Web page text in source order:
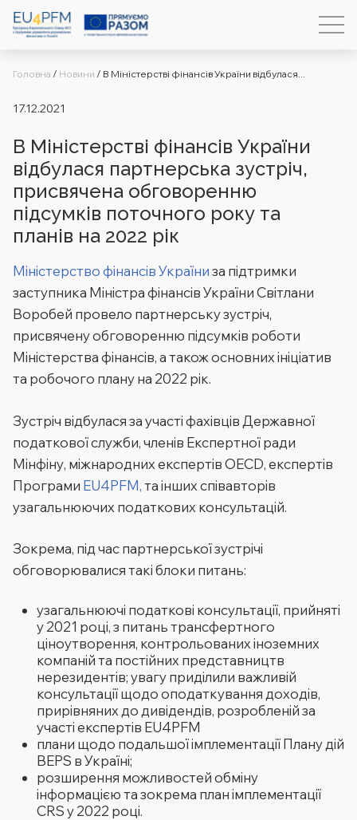
Головна / Новини / В Міністерстві фінансів України відбулася...
17.12.2021
В Міністерстві фінансів України
відбулася партнерська зустріч,
присвячена обговоренню
підсумків поточного року та
планів на 2022 рік
Міністерство фінансів Україниза підтримки
заступника Міністра фінансів України Світлани
Воробей провело партнерську зустріч,
присвячену обговоренню підсумків роботи
Міністерства фінансів, а також основних ініціатив
та робочого плану на 2022 рік.
Зустріч відбулася за участі фахівців Державної
податкової служби, членів Експертної ради
Мінфіну, міжнародних експертів OECD, eкспертів
Програми EU4PFM,та інших співавторів
узагальнюючих податкових консультацій.
Зокрема, під час партнерської зустрічі
обговорювалися такі блоки питань:
узагальнюючі податкові консультації, прийняті
у 2021 році, з питань трансфертного
ціноутворення, контрольованих іноземних
компаній та постійних представництв
нерезидентів; увагу приділили важливій
консультації щодо оподаткування доходів,
прирівняних до дивідендів, розробленій за
участі експертів EU4PFM
плани щодо подальшої імплементації Плану дій
BEPS в Україні;
розширення можливостей обміну
інформацією та зокрема план імплементації
CRS у 2022 році.